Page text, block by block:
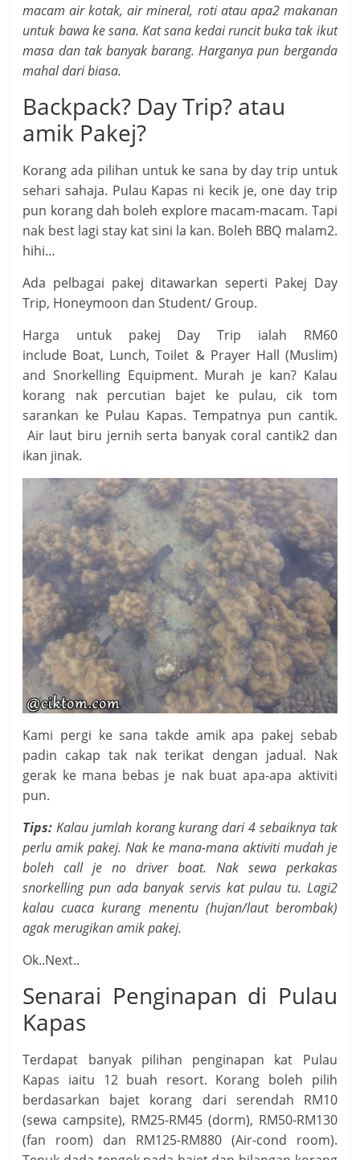
macam air kotak, air mineral, roti atau apa2 makanan
untuk bawa ke sana. Kat sana kedai runcit buka tak ikut
masa dan tak banyak barang. Harganya pun berganda
mahal dari biasa.
Backpack? Day Trip? atau
amik Pakej?
Korang ada pilihan untuk ke sana by day trip untuk
sehari sahaja. Pulau Kapas ni kecik je, one day trip
pun korang dah boleh explore macam-macam. Tapi
nak best lagi stay kat sini la kan. Boleh BBQ malam2.
hihi…
Ada pelbagai pakej ditawarkan seperti Pakej Day
Trip, Honeymoon dan Student/ Group.
Harga untuk pakej Day Trip ialah RM60
include Boat, Lunch, Toilet & Prayer Hall (Muslim)
and Snorkelling Equipment. Murah je kan? Kalau
korang nak percutian bajet ke pulau, cik tom
sarankan ke Pulau Kapas. Tempatnya pun cantik.
Air laut biru jernih serta banyak coral cantik2 dan
ikan jinak.
Kami pergi ke sana takde amik apa pakej sebab
padin cakap tak nak terikat dengan jadual. Nak
gerak ke mana bebas je nak buat apa-apa aktiviti
pun.
Tips: Kalau jumlah korang kurang dari 4 sebaiknya tak
perlu amik pakej. Nak ke mana-mana aktiviti mudah je
boleh call je no driver boat. Nak sewa perkakas
snorkelling pun ada banyak servis kat pulau tu. Lagi2
kalau cuaca kurang menentu (hujan/laut berombak)
agak merugikan amik pakej.
Ok..Next..
Senarai Penginapan di Pulau
Kapas
Terdapat banyak pilihan penginapan kat Pulau
Kapas iaitu 12 buah resort. Korang boleh pilih
berdasarkan bajet korang dari serendah RM10
(sewa campsite), RM25-RM45 (dorm), RM50-RM130
(fan room) dan RM125-RM880 (Air-cond room).